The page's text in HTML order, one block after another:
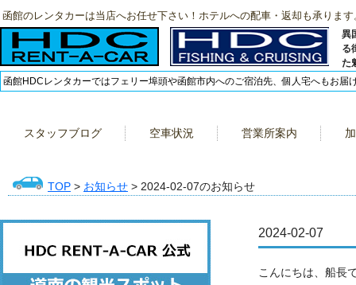
函館のレンタカーは当店へお任せ下さい！ホテルへの配車・返却も承ります
異
る
た
函館HDCレンタカーではフェリー埠頭や函館市内へのご宿泊先、個人宅へもお届
スタッフブログ 空車状況 営業所案内
TOP > お知らせ > 2024-02-07のお知らせ
2024-02-07
こんにちは、船長